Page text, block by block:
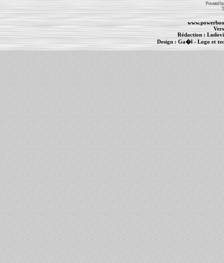
Powered
Rédaction :
Design : Ga�l- Logo et
MacBook Pro -